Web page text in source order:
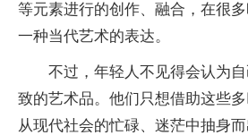
等元素进行的创作、融合，在很
一种当代艺术的表达。
不过，年轻人不见得会认为
致的艺术品。他们只想借助这些
从现代社会的忙碌、迷茫中抽身